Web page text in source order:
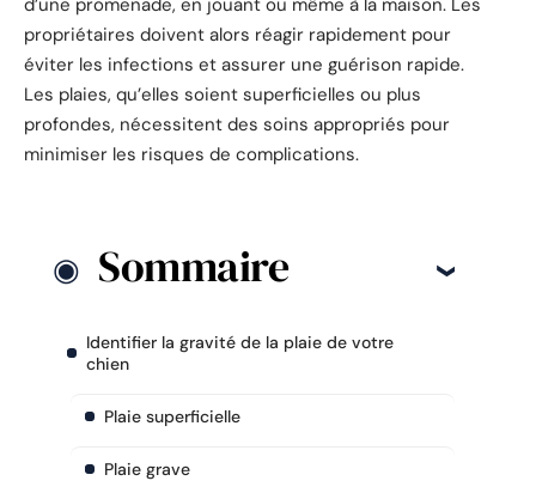
propriétaires doivent alors réagir rapidement pour
éviter les infections et assurer une guérison rapide.
Les plaies, qu’elles soient superficielles ou plus
profondes, nécessitent des soins appropriés pour
minimiser les risques de complications.
Sommaire
Identifier la gravité de la plaie de votre
chien
Plaie superficielle
Plaie grave